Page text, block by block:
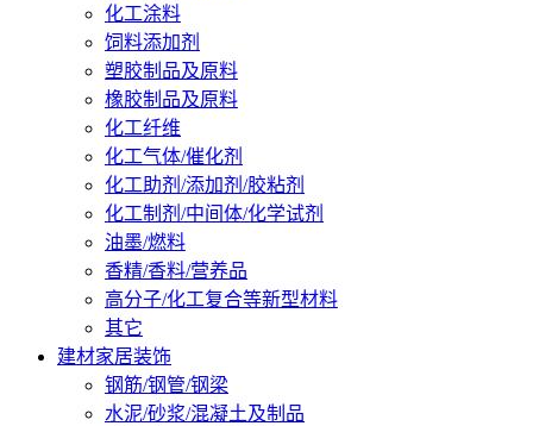
化工涂料
饲料添加剂
塑胶制品及原料
橡胶制品及原料
化工纤维
化工气体/催化剂
化工助剂/添加剂/胶粘剂
化工制剂/中间体/化学试剂
油墨/燃料
香精/香料/营养品
高分子/化工复合等新型材料
其它
建材家居装饰
钢筋/钢管/钢梁
水泥/砂浆/混凝土及制品